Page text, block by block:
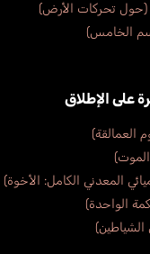
على الإطلاق